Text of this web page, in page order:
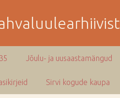
Jõulu- ja uusaastamängud
Sirvi kogude kaupa